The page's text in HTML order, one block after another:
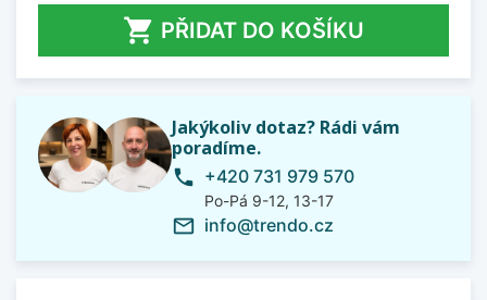
 PŘIDAT DO KOŠÍKU
Jakýkoliv dotaz? Rádi vám
poradíme.
phone +420 731 979 570
Po-Pá 9-12, 13-17
mail_outline info@trendo.cz